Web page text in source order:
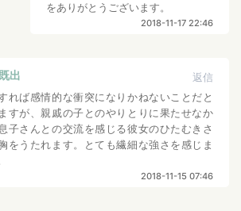
をありがとうございます。
2018-11-17 22:46
出
返信
れば感情的な衝突になりかねないことだと
すが、親戚の子とのやりとりに果たせなか
子さんとの交流を感じる彼女のひたむきさ
をうたれます。とても繊細な強さを感じま
2018-11-15 07:46